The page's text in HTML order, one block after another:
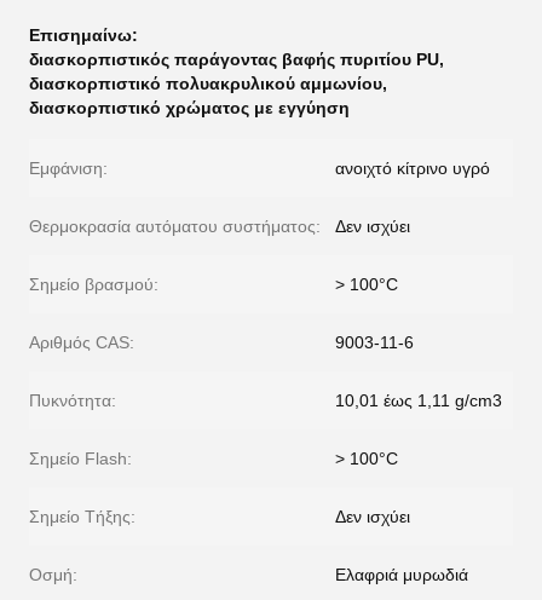
Επισημαίνω:
διασκορπιστικός παράγοντας βαφής πυριτίου PU,
διασκορπιστικό πολυακρυλικού αμμωνίου,
διασκορπιστικό χρώματος με εγγύηση
Εμφάνιση: ανοιχτό κίτρινο υγρό
Θερμοκρασία αυτόματου συστήματος: Δεν ισχύει
Σημείο βρασμού: > 100°C
Αριθμός CAS: 9003-11-6
Πυκνότητα: 10,01 έως 1,11 g/cm3
Σημείο Flash: > 100°C
Σημείο Τήξης: Δεν ισχύει
Οσμή: Ελαφριά μυρωδιά